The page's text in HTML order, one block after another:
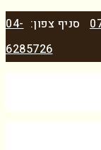
סניף צפון:04-
6285726